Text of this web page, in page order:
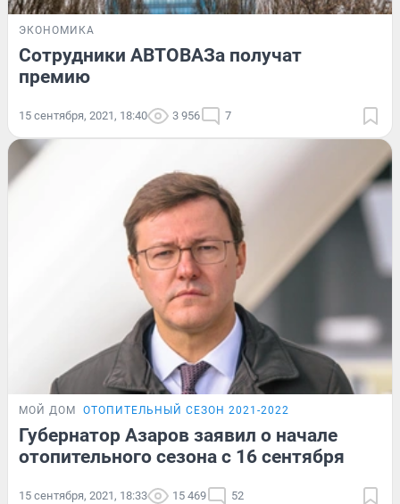
ЭКОНОМИКА
Сотрудники АВТОВАЗа получат
премию
15 сентября, 2021, 18:40 3 956 7
МОЙ ДОМ ОТОПИТЕЛЬНЫЙ СЕЗОН 2021-2022
Губернатор Азаров заявил о начале
отопительного сезона с 16 сентября
15 сентября, 2021, 18:33 15 469 52